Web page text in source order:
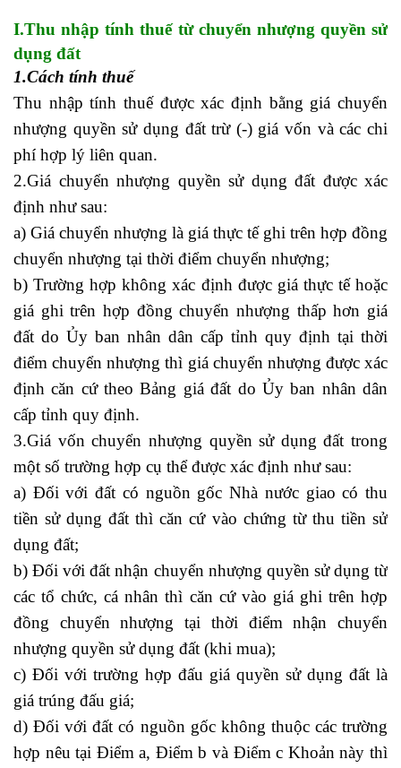
I.Thu nhập tính thuế từ chuyển nhượng quyền sử
dụng đất
1.Cách tính thuế
Thu nhập tính thuế được xác định bằng giá chuyển
nhượng quyền sử dụng đất trừ (-) giá vốn và các chi
phí hợp lý liên quan.
2.Giá chuyển nhượng quyền sử dụng đất được xác
định như sau:
a) Giá chuyển nhượng là giá thực tế ghi trên hợp đồng
chuyển nhượng tại thời điểm chuyển nhượng;
b) Trường hợp không xác định được giá thực tế hoặc
giá ghi trên hợp đồng chuyển nhượng thấp hơn giá
đất do Ủy ban nhân dân cấp tỉnh quy định tại thời
điểm chuyển nhượng thì giá chuyển nhượng được xác
định căn cứ theo Bảng giá đất do Ủy ban nhân dân
cấp tỉnh quy định.
3.Giá vốn chuyển nhượng quyền sử dụng đất trong
một số trường hợp cụ thể được xác định như sau:
a) Đối với đất có nguồn gốc Nhà nước giao có thu
tiền sử dụng đất thì căn cứ vào chứng từ thu tiền sử
dụng đất;
b) Đối với đất nhận chuyển nhượng quyền sử dụng từ
các tổ chức, cá nhân thì căn cứ vào giá ghi trên hợp
đồng chuyển nhượng tại thời điểm nhận chuyển
nhượng quyền sử dụng đất (khi mua);
c) Đối với trường hợp đấu giá quyền sử dụng đất là
giá trúng đấu giá;
d) Đối với đất có nguồn gốc không thuộc các trường
hợp nêu tại Điểm a, Điểm b và Điểm c Khoản này thì